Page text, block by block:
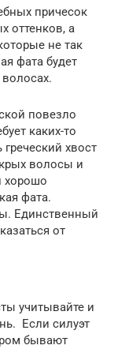
причесок
оттенков, а
не так
фата будет
повезло
каких-то
хвост
волосы и
хорошо
фата.
Единственный
от
учитывайте и
Если силуэт
бывают